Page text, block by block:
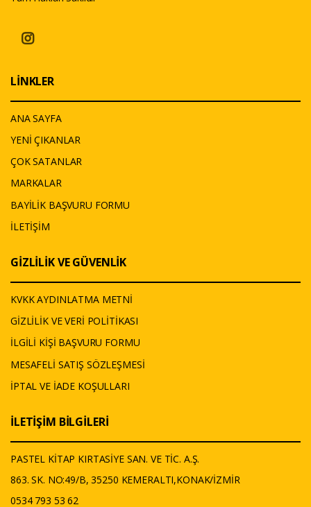
LİNKLER
ANA SAYFA
YENİ ÇIKANLAR
ÇOK SATANLAR
MARKALAR
BAYİLİK BAŞVURU FORMU
İLETİŞİM
GİZLİLİK VE GÜVENLİK
KVKK AYDINLATMA METNİ
GİZLİLİK VE VERİ POLİTİKASI
İLGİLİ KİŞİ BAŞVURU FORMU
MESAFELİ SATIŞ SÖZLEŞMESİ
İPTAL VE İADE KOŞULLARI
İLETİŞİM BİLGİLERİ
PASTEL KİTAP KIRTASİYE SAN. VE TİC. A.Ş.
863. SK. NO:49/B, 35250 KEMERALTI,KONAK/İZMİR
0534 793 53 62